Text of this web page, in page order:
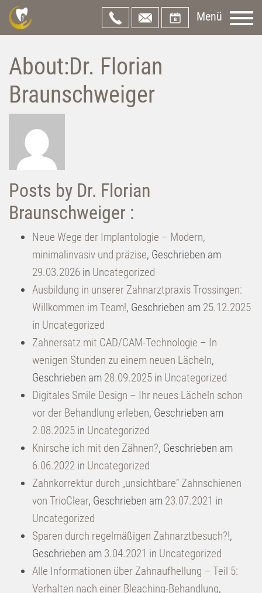
Menü
About:Dr. Florian
Braunschweiger
Posts by Dr. Florian
Braunschweiger :
Neue Wege der Implantologie – Modern,
minimalinvasiv und präzise, Geschrieben am
29.03.2026 in Uncategorized
Ausbildung in unserer Zahnarztpraxis Trossingen:
Willkommen im Team!, Geschrieben am 25.12.2025
in Uncategorized
Zahnersatz mit CAD/CAM-Technologie – In
wenigen Stunden zu einem neuen Lächeln,
Geschrieben am 28.09.2025 in Uncategorized
Digitales Smile Design – Ihr neues Lächeln schon
vor der Behandlung erleben, Geschrieben am
2.08.2025 in Uncategorized
Knirsche ich mit den Zähnen?, Geschrieben am
6.06.2022 in Uncategorized
Zahnkorrektur durch „unsichtbare“ Zahnschienen
von TrioClear, Geschrieben am 23.07.2021 in
Uncategorized
Sparen durch regelmäßigen Zahnarztbesuch?!,
Geschrieben am 3.04.2021 in Uncategorized
Alle Informationen über Zahnaufhellung – Teil 5:
Verhalten nach einer Bleaching-Behandlung,